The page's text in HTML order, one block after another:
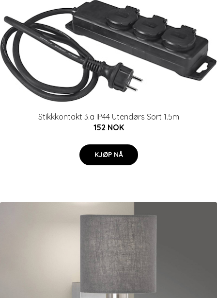
Stikkkontakt 3.a IP44 Utendørs Sort 1.5m
152 NOK
KJØP NÅ